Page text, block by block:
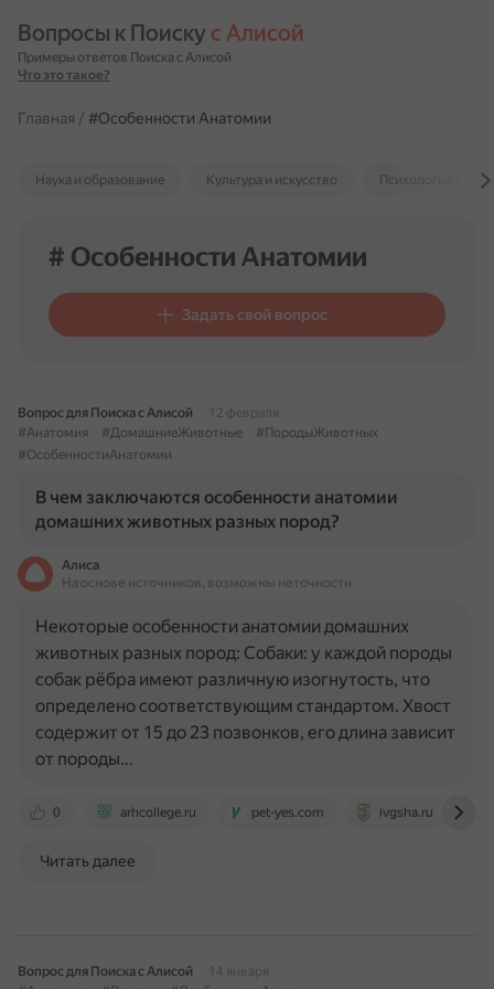
Вопросы к Поиску с Алисой
Примеры ответов Поиска с Алисой
Что это такое?
Главная / #Особенности Анатомии
Наука и образование Культура и искусство Психология и
# Особенности Анатомии
Задать свой вопрос
Вопрос для Поиска с Алисой
12 февраля
#Анатомия
#ДомашниеЖивотные
#ПородыЖивотных
#ОсобенностиАнатомии
В чем заключаются особенности анатомии
домашних животных разных пород?
Алиса
На основе источников, возможны неточности
0 arhcollege.ru pet-yes.com ivgsha.ru
Некоторые особенности анатомии домашних
животных разных пород: Собаки: у каждой породы
собак рёбра имеют различную изогнутость, что
определено соответствующим стандартом. Хвост
содержит от 15 до 23 позвонков, его длина зависит
от породы…
Читать далее
Вопрос для Поиска с Алисой
14 января